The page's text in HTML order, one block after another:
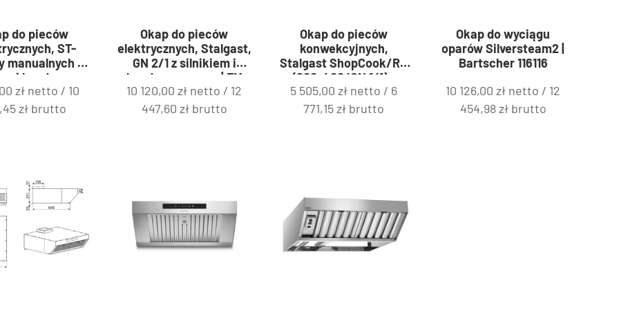
do pieców
ST-
manualnych z
i kondensem
FM Industrial
9120514
zł netto / 10
zł brutto
Okap do pieców
elektrycznych, Stalgast,
GN 2/1 z silnikiem i
kondensem pary | FM
Industrial 9100583
10 120,00zł netto / 12
447,60 złbrutto
Okap do pieców
konwekcyjnych,
Stalgast ShopCook/RX
(600×400/GN 1/1) z
silnikiem i kondensem
pary | FM Industrial
5 505,00zł netto / 6
771,15zł brutto
Okap do wyciągu
oparów Silversteam2 |
Bartscher 116116
10 126,00zł netto / 12
454,98złbrutto